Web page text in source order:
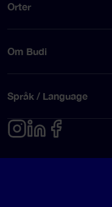
Orter
Om Budi
Språk / Language